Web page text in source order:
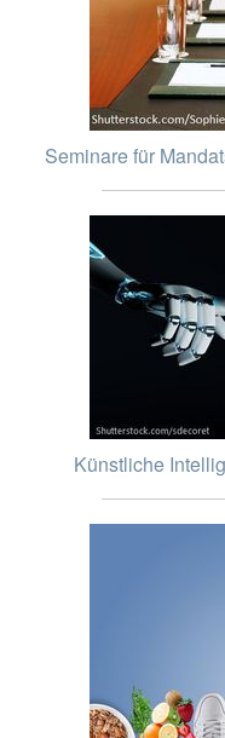
Seminare für
Künstliche